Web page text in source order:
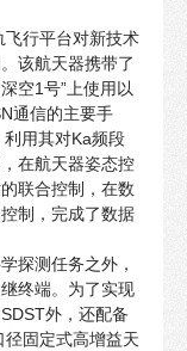
行平台对新技术
该航天器携带了
空1号”上使用以
通信的主要手
用其对Ka频段
在航天器姿态控
联合控制，在数
制，完成了数据
测任务之外，
终端。为了实现
外，还配备
固定式高增益天